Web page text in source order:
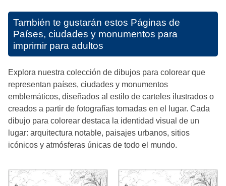
También te gustarán estos Páginas de
Países, ciudades y monumentos para
imprimir para adultos
Explora nuestra colección de dibujos para colorear que
representan países, ciudades y monumentos
emblemáticos, diseñados al estilo de carteles ilustrados o
creados a partir de fotografías tomadas en el lugar. Cada
dibujo para colorear destaca la identidad visual de un
lugar: arquitectura notable, paisajes urbanos, sitios
icónicos y atmósferas únicas de todo el mundo.